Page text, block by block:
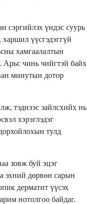
сэргийлэх үндэс суурь
харшил үүсгэдэггүй
хамгаалалтын
Арьс чинь чийгтэй байх
минутын дотор
тэднээс зайлсхийх нь
хэрэглэдэг
тулд
зовж буй эцэг
эхний дөрвөн сарын
дерматит үүсэх
нотолгоо байдаг.